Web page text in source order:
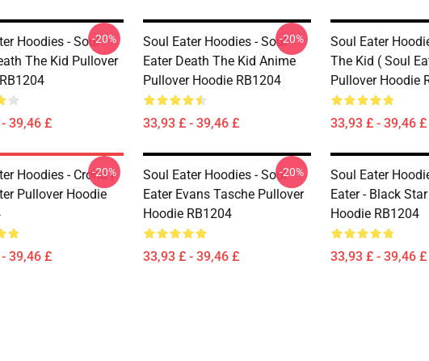
Hoodies - Soul
The Kid Pullover
39,46 £
-20%
Soul Eater Hoodies - Soul
Eater Death The Kid Anime
Pullover Hoodie RB1204
33,93 £ - 39,46 £
-20%
Soul Eater
The Kid ( Soul
Pullover Hoodie
33,93 £ - 39,46 £
Hoodies - Crona |
Pullover Hoodie
39,46 £
-20%
Soul Eater Hoodies - Soul
Eater Evans Tasche Pullover
Hoodie RB1204
33,93 £ - 39,46 £
-20%
Soul Eater
Eater - Black
Hoodie RB1204
33,93 £ - 39,46 £